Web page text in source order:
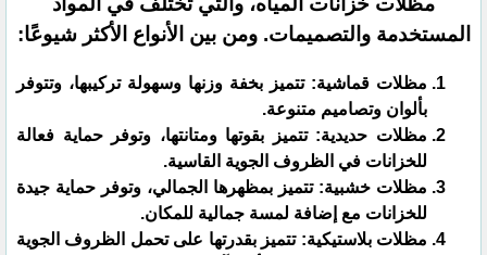
المستخدمة والتصميمات. ومن بين الأنواع الأكثر شيوعًا:
مظلات قماشية: تتميز بخفة وزنها وسهولة تركيبها، وتتوفر
بألوان وتصاميم متنوعة.
مظلات حديدية: تتميز بقوتها ومتانتها، وتوفر حماية فعالة
للخزانات في الظروف الجوية القاسية.
مظلات خشبية: تتميز بمظهرها الجمالي، وتوفر حماية جيدة
للخزانات مع إضافة لمسة جمالية للمكان.
مظلات بلاستيكية: تتميز بقدرتها على تحمل الظروف الجوية